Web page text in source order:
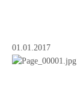
01.01.2017